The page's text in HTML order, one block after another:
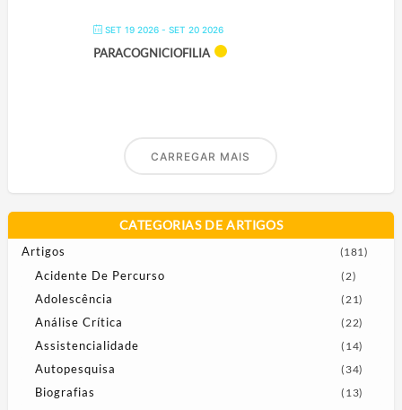
SET 19 2026- SET 20 2026
PARACOGNICIOFILIA
CARREGAR MAIS
CATEGORIAS DE ARTIGOS
Artigos (181)
Acidente De Percurso (2)
Adolescência (21)
Análise Crítica (22)
Assistencialidade (14)
Autopesquisa (34)
Biografias (13)